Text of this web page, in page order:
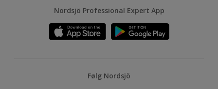
Nordsjö Professional Expert App
Følg Nordsjö